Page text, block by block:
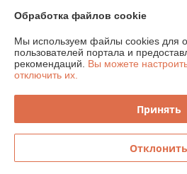
Ссылка на свидетельство/лицензию
Ссылка на свидетельство/лицензию
Ссылка на свидетельство/лицензию
Ссылка на свидетельство/лицензию
Ссылка на свидетельство/лицензию
Ссылка на свидетельство/лицензию
Обработка файлов cookie
Мы используем файлы cookies для
пользователей портала и
рекомендаций. Вы можете
отключить их.
Принять
Отклонить